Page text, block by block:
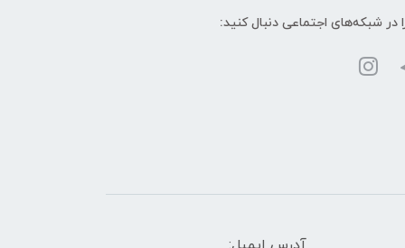
در شبکه‌های اجتماعی دنبال کنید: